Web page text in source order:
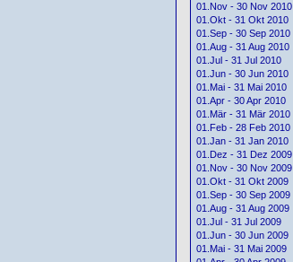
01.Nov - 30 Nov 2010
01.Okt - 31 Okt 2010
01.Sep - 30 Sep 2010
01.Aug - 31 Aug 2010
01.Jul - 31 Jul 2010
01.Jun - 30 Jun 2010
01.Mai - 31 Mai 2010
01.Apr - 30 Apr 2010
01.Mär - 31 Mär 2010
01.Feb - 28 Feb 2010
01.Jan - 31 Jan 2010
01.Dez - 31 Dez 2009
01.Nov - 30 Nov 2009
01.Okt - 31 Okt 2009
01.Sep - 30 Sep 2009
01.Aug - 31 Aug 2009
01.Jul - 31 Jul 2009
01.Jun - 30 Jun 2009
01.Mai - 31 Mai 2009